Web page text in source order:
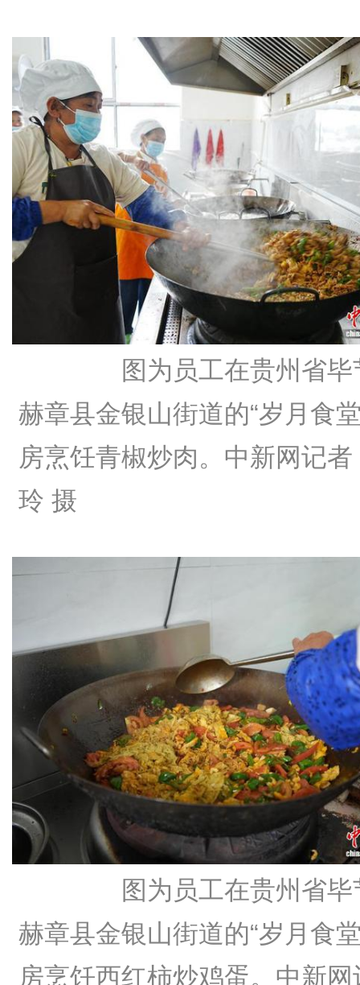
图为员工在贵州省毕
赫章县金银山街道的“岁月食
房烹饪青椒炒肉。中新网记者
玲 摄
图为员工在贵州省毕
赫章县金银山街道的“岁月食
房烹饪西红柿炒鸡蛋。中新网